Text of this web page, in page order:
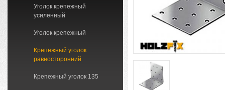
Уголок крепежный
усиленный
Уголок крепежный
Крепежный уголок
равносторонний
Крепежный уголок 135